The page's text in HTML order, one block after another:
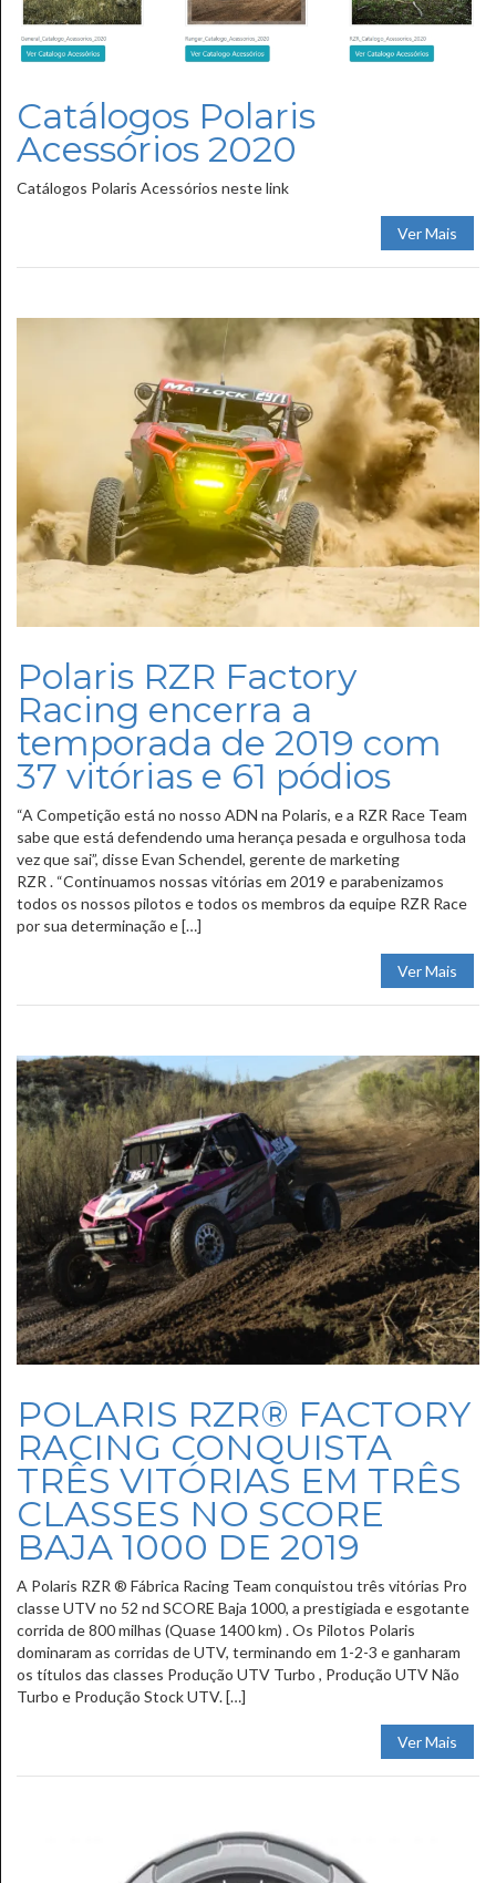
Catálogos Polaris
Acessórios 2020
Catálogos Polaris Acessórios neste link
Ver Mais
Polaris RZR Factory
Racing encerra a
temporada de 2019 com
37 vitórias e 61 pódios
“A Competição está no nosso ADN na Polaris, e a RZR Race Team
sabe que está defendendo uma herança pesada e orgulhosa toda
vez que sai”, disse Evan Schendel, gerente de marketing
RZR . “Continuamos nossas vitórias em 2019 e parabenizamos
todos os nossos pilotos e todos os membros da equipe RZR Race
por sua determinação e […]
Ver Mais
POLARIS RZR® FACTORY
RACING CONQUISTA
TRÊS VITÓRIAS EM TRÊS
CLASSES NO SCORE
BAJA 1000 DE 2019
A Polaris RZR ® Fábrica Racing Team conquistou três vitórias Pro
classe UTV no 52 nd SCORE Baja 1000, a prestigiada e esgotante
corrida de 800 milhas (Quase 1400 km) . Os Pilotos Polaris
dominaram as corridas de UTV, terminando em 1-2-3 e ganharam
os títulos das classes Produção UTV Turbo , Produção UTV Não
Turbo e Produção Stock UTV. […]
Ver Mais